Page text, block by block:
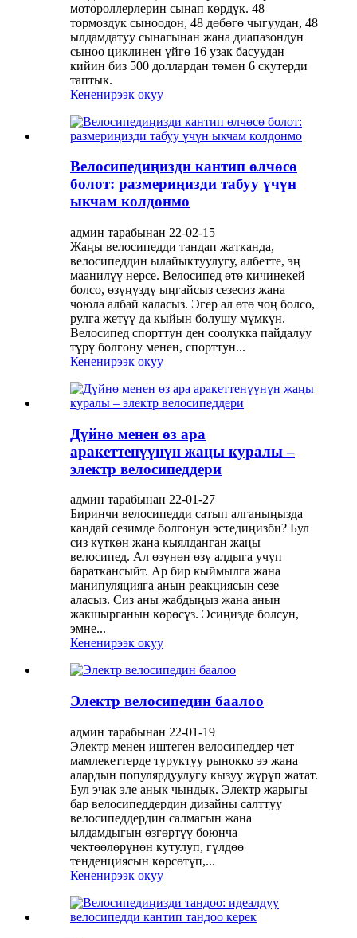
мотороллерлерин сынап көрдүк. 48
тормоздук сыноодон, 48 дөбөгө чыгуудан, 48
ылдамдатуу сынагынан жана диапазондун
сыноо циклинен үйгө 16 узак басуудан
кийин биз 500 доллардан төмөн 6 скутерди
таптык.
Кененирээк окуу
Велосипедиңизди кантип өлчөсө
болот: размериңизди табуу үчүн
ыкчам колдонмо
админ тарабынан 22-02-15
Жаңы велосипедди тандап жатканда,
велосипеддин ылайыктуулугу, албетте, эң
маанилүү нерсе. Велосипед өтө кичинекей
болсо, өзүңүздү ыңгайсыз сезесиз жана
чоюла албай каласыз. Эгер ал өтө чоң болсо,
рулга жетүү да кыйын болушу мүмкүн.
Велосипед спорттун ден соолукка пайдалуу
түрү болгону менен, спорттун...
Кененирээк окуу
Дүйнө менен өз ара
аракеттенүүнүн жаңы куралы –
электр велосипеддери
админ тарабынан 22-01-27
Биринчи велосипедди сатып алганыңызда
кандай сезимде болгонун эстедиңизби? Бул
сиз күткөн жана кыялданган жаңы
велосипед. Ал өзүнөн өзү алдыга учуп
бараткансыйт. Ар бир кыймылга жана
манипуляцияга анын реакциясын сезе
аласыз. Сиз аны жабдыңыз жана анын
жакшырганын көрөсүз. Эсиңизде болсун,
эмне...
Кененирээк окуу
Электр велосипедин баалоо
админ тарабынан 22-01-19
Электр менен иштеген велосипеддер чет
мамлекеттерде туруктуу рынокко ээ жана
алардын популярдуулугу кызуу жүрүп жатат.
Бул эчак эле анык чындык. Электр жарыгы
бар велосипеддердин дизайны салттуу
велосипеддердин салмагын жана
ылдамдыгын өзгөртүү боюнча
чектөөлөрүнөн кутулуп, гүлдөө
тенденциясын көрсөтүп,...
Кененирээк окуу